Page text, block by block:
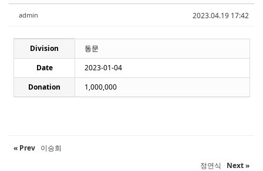
2023.04.19 17:42
admin
Division
동문
Date
2023-01-04
Donation
1,000,000
« Prev 이승희
정연식
Next »